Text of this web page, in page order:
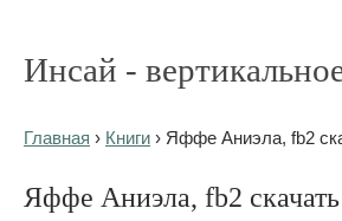
Инсай -
Главная › Книги › Яффе Аниэла, fb2
Яффе Аниэла, fb2